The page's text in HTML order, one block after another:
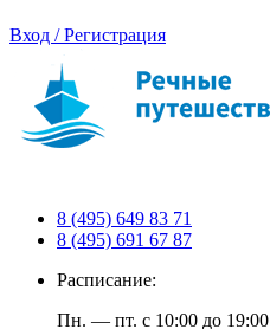
Вход / Регистрация
8 (495) 649 83 71
8 (495) 691 67 87
Расписание:
Пн. — пт. с 10:00 до 19:00